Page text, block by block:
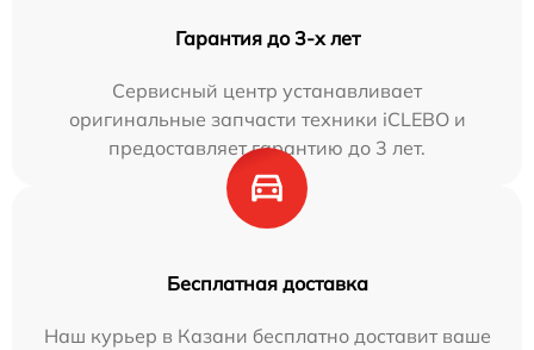
Гарантия до 3-х лет
Сервисный центр устанавливает
оригинальные запчасти техники iCLEBO и
предоставляет гарантию до 3 лет.
Бесплатная доставка
Наш курьер в Казани бесплатно доставит ваше